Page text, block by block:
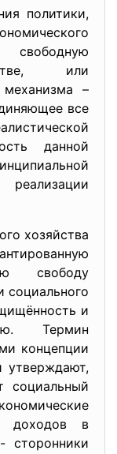
политики,
или
механизма –
все
данной
хозяйства
свободу
социального
и
Термин
концепции
социальный
доходов в
сторонники